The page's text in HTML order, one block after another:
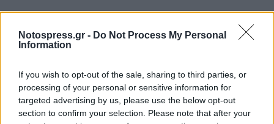
Notospress.gr - Do Not Process My Personal
Information
If you wish to opt-out of the sale, sharing to third parties, or
processing of your personal or sensitive information for
targeted advertising by us, please use the below opt-out
section to confirm your selection. Please note that after your